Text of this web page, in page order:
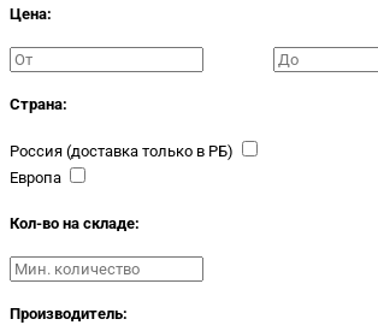
Цена:
Страна:
Россия (доставка только в РБ)
Европа
Кол-во на складе:
Производитель: